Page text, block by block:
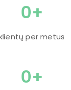
0+
per metus
0+